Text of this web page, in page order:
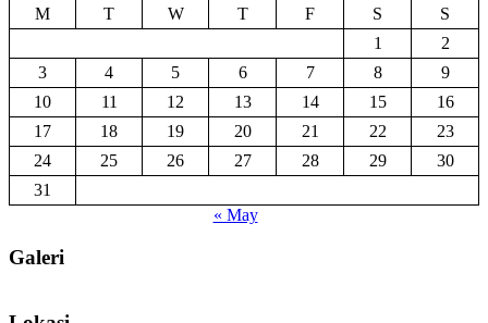
M
T W T F S
S
1
2
3
4 5 6 7 8
9
10
11 12 13 14 15
16
17
18 19 20 21 22
23
24
25 26 27 28 29
30
31
« May
Galeri